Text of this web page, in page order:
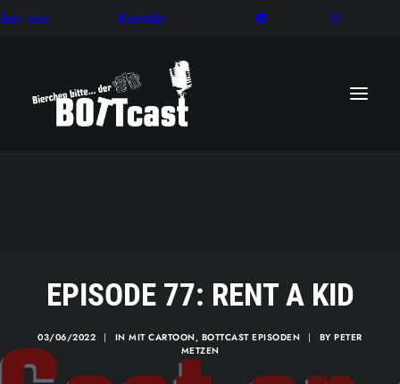
uns Kontakt
EPISODE 77: RENT A KID
03/06/2022 | INMIT CARTOON, BOTTCAST EPISODEN | BYPETER
METZEN